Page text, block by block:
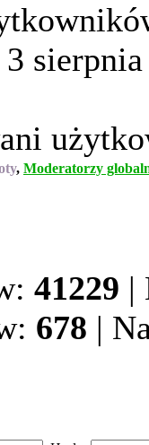
3
, Moderatorzy
41229 |
678 |